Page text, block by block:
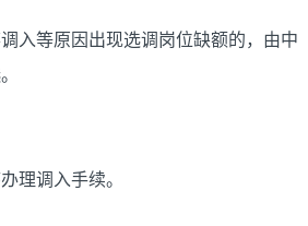
入等原因出现选调岗位缺额的，由中
理调入手续。